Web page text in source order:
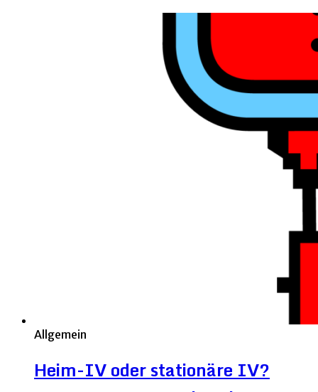
Allgemein
Heim-IV oder stationäre IV?